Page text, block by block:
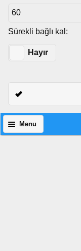
Sürekli bağlı kal:
Hayır
Menu